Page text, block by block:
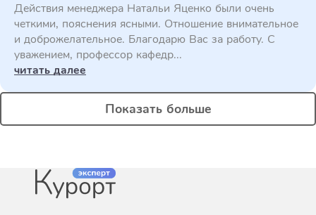
Действия менеджера Натальи Яценко были очень
четкими, пояснения ясными. Отношение внимательное
и доброжелательное. Благодарю Вас за работу. С
уважением, профессор кафедр...
читать далее
Показать больше